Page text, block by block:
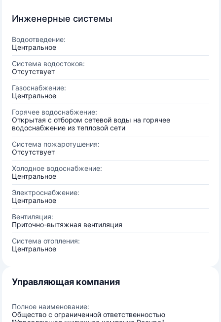
Инженерные системы
Водоотведение:
Центральное
Система водостоков:
Отсутствует
Газоснабжение:
Центральное
Горячее водоснабжение:
Открытая с отбором сетевой воды на горячее
водоснабжение из тепловой сети
Система пожаротушения:
Отсутствует
Холодное водоснабжение:
Центральное
Электроснабжение:
Центральное
Вентиляция:
Приточно-вытяжная вентиляция
Система отопления:
Центральное
Управляющая компания
Полное наименование:
Общество с ограниченной ответственностью